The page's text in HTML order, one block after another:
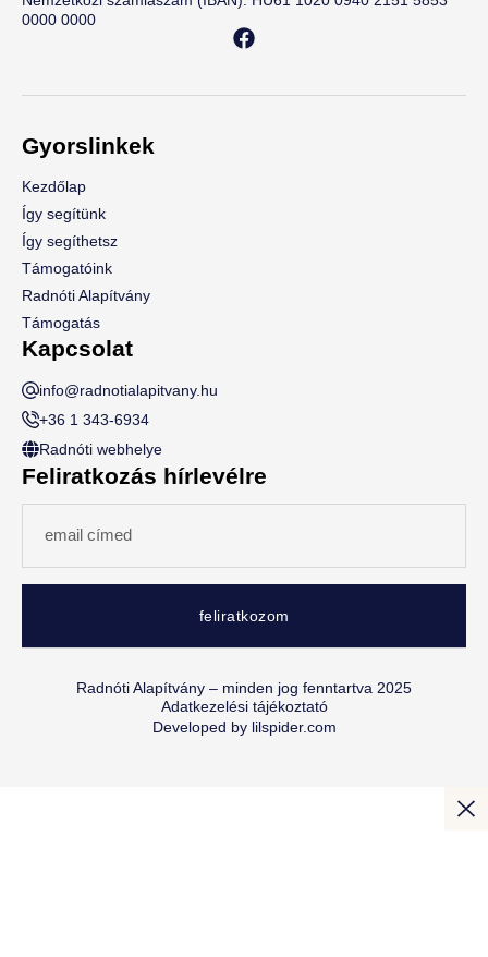
0000 0000
Gyorslinkek
Kezdőlap
Így segítünk
Így segíthetsz
Támogatóink
Radnóti Alapítvány
Támogatás
Kapcsolat
info@radnotialapitvany.hu
+36 1 343-6934
Radnóti webhelye
Feliratkozás hírlevélre
feliratkozom
Radnóti Alapítvány – minden jog fenntartva 2025
Adatkezelési tájékoztató
Developed by lilspider.com